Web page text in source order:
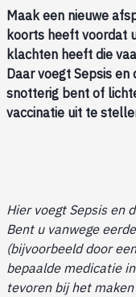
Maak een nieuwe
koorts heeft voordat
klachten heeft die
Daar voegt Sepsis
snotterig bent of
vaccinatie uit te
Hier voegt Sepsis en
Bent u vanwege
(bijvoorbeeld door
bepaalde medicatie
tevoren bij het